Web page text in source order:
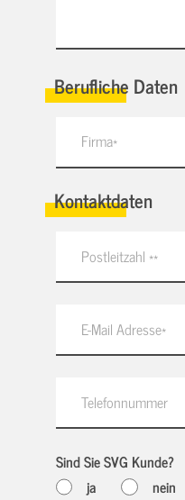
Berufliche Daten
Kontaktdaten
Sind Sie SVG Kunde?
ja
nein